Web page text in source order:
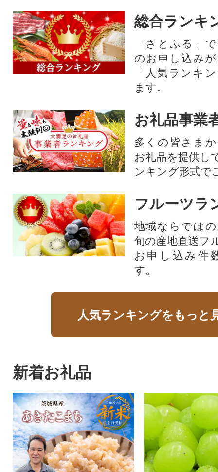
総合ランキ
「さとふる」
のお申し込み
「人気ランキ
ます。
お礼品事業
多くの皆さま
お礼品を提供し
ンキング形式で
フルーツラ
地域ならでは
旬の産地直送フ
お申し込み件
す。
人気ランキングをもっと
新着お礼品